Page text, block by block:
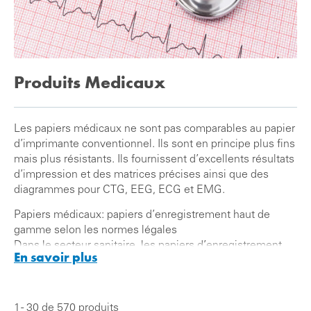
Produits Medicaux
Les papiers médicaux ne sont pas comparables au papier
d’imprimante conventionnel. Ils sont en principe plus fins
mais plus résistants. Ils fournissent d’excellents résultats
d’impression et des matrices précises ainsi que des
diagrammes pour CTG, EEG, ECG et EMG.
Papiers médicaux: papiers d’enregistrement haut de
gamme selon les normes légales
Dans le secteur sanitaire, les papiers d’enregistrement
doivent répondre à des critères très stricts. Les
définies. Dans ce cas, non les règles nationales mais les
En savoir plus
1 - 30 de 570 produits